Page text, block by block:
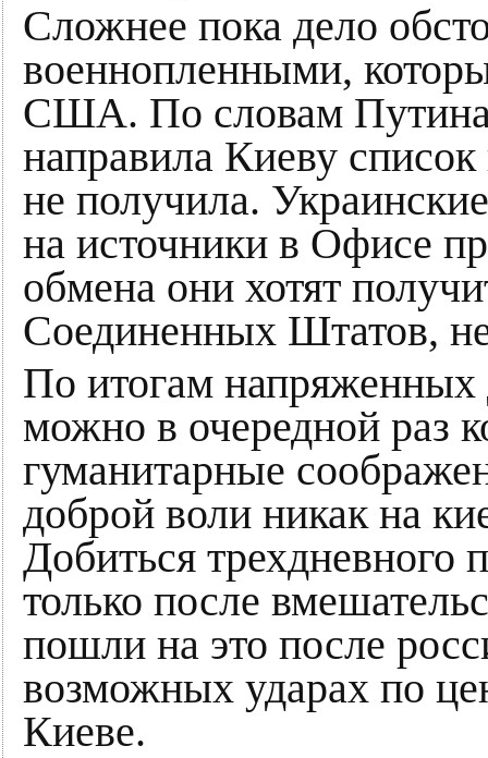
Сложнее пока дело
военнопленными,
США. По словам
направила Киеву
не получила.
на источники в Офисе
обмена они хотят
Соединенных Штатов,
По итогам
можно в очередной раз
гуманитарные
доброй воли никак на
Добиться трехдневного
только после
пошли на это после
возможных ударах по
Киеве.